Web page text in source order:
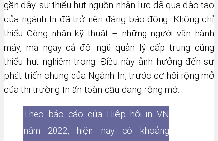
gần đây, sự thiếu hụt nguồn nhân lực đã qua đào tạo
của ngành In đã trở nên đáng báo động. Không chỉ
thiếu Công nhân kỹ thuật – những người vận hành
máy, mà ngay cả đội ngũ quản lý cấp trung cũng
thiếu hụt nghiêm trọng. Điều này ảnh hưởng đến sự
phát triển chung của Ngành In, trước cơ hội rộng mở
của thị trường In ấn toàn cầu đang rộng mở.
Theo báo cáo của Hiệp hội in VN
năm 2022, hiện nay có khoảng